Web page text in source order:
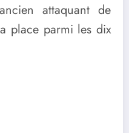
attaquant de
place parmi les dix